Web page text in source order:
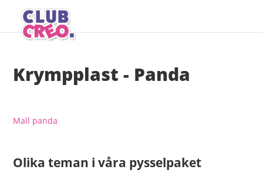
Krympplast - Panda
Mall panda
Olika teman i våra pysselpaket